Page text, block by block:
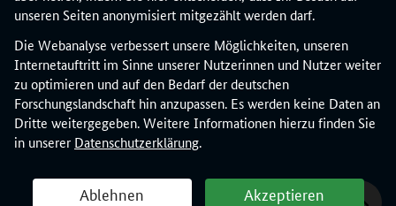
unseren Seiten anonymisiert mitgezählt werden darf.
Die Webanalyse verbessert unsere Möglichkeiten, unseren
Internetauftritt im Sinne unserer Nutzerinnen und Nutzer weiter
zu optimieren und auf den Bedarf der deutschen
Forschungslandschaft hin anzupassen. Es werden keine Daten an
Dritte weitergegeben. Weitere Informationen hierzu finden Sie
in unserer Datenschutzerklärung.
Ablehnen Akzeptieren
z
n
ä
c
h
s
t